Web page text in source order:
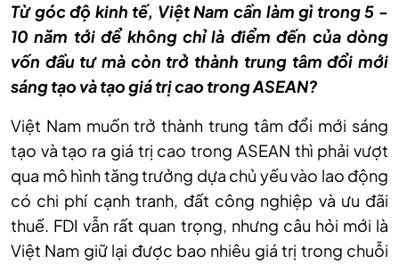
Từ góc độ kinh tế, Việt Nam cần làm gì trong 5 -
10 năm tới để không chỉ là điểm đến của dòng
vốn đầu tư mà còn trở thành trung tâm đổi mới
sáng tạo và tạo giá trị cao trong ASEAN?
Việt Nam muốn trở thành trung tâm đổi mới sáng
tạo và tạo ra giá trị cao trong ASEAN thì phải vượt
qua mô hình tăng trưởng dựa chủ yếu vào lao động
có chi phí cạnh tranh, đất công nghiệp và ưu đãi
thuế. FDI vẫn rất quan trọng, nhưng câu hỏi mới là
Việt Nam giữ lại được bao nhiêu giá trị trong chuỗi